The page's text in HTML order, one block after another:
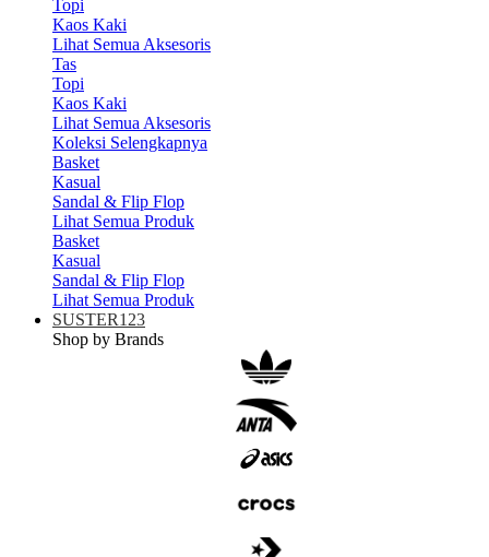
Topi
Kaos Kaki
Lihat Semua Aksesoris
Tas
Topi
Kaos Kaki
Lihat Semua Aksesoris
Koleksi Selengkapnya
Basket
Kasual
Sandal & Flip Flop
Lihat Semua Produk
Basket
Kasual
Sandal & Flip Flop
Lihat Semua Produk
SUSTER123
Shop by Brands